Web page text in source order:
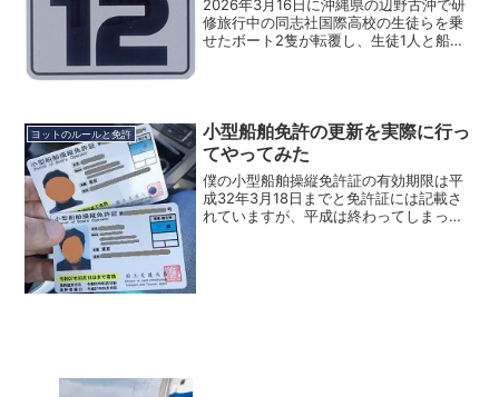
2026年3月16日に沖縄県の辺野古沖で研
修旅行中の同志社国際高校の生徒らを乗
せたボート2隻が転覆し、生徒1人と船長1
ヨットのルールと免許
小型船舶免許の更新を実際に行っ
てやってみた
僕の小型船舶操縦免許証の有効期限は平
成32年3月18日までと免許証には記載さ
れていますが、平成は終わってしまった